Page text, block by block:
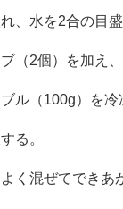
、水を2合の目
（2個）を加え
ル（100g）を冷
る。
く混ぜてできあ